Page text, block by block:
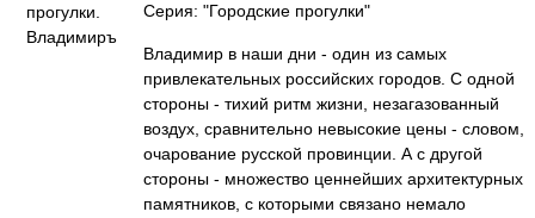
Серия: "Городские прогулки"
Владимир в наши дни - один из самых
привлекательных российских городов. С одной
стороны - тихий ритм жизни, незагазованный
воздух, сравнительно невысокие цены - словом,
очарование русской провинции. А с другой
стороны - множество ценнейших архитектурных
памятников, с которыми связано немало